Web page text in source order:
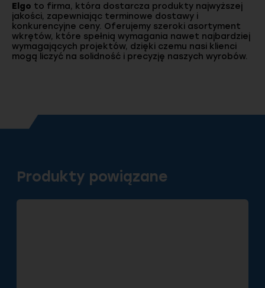
Elgo to firma, która dostarcza produkty najwyższej
jakości, zapewniając terminowe dostawy i
konkurencyjne ceny. Oferujemy szeroki asortyment
wkrętów, które spełnią wymagania nawet najbardziej
wymagających projektów, dzięki czemu nasi klienci
mogą liczyć na solidność i precyzję naszych wyrobów.
Produkty powiązane